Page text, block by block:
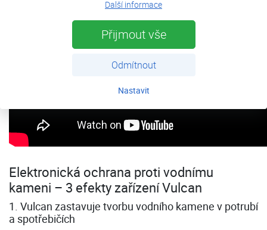
Další informace
Přijmout vše
Odmítnout
Nastavit
Elektronická ochrana proti vodnímu
kameni – 3 efekty zařízení Vulcan
1. Vulcan zastavuje tvorbu vodního kamene v potrubí
a spotřebičích